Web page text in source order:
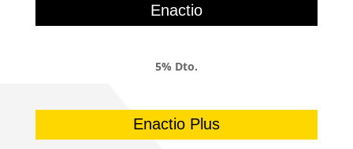
Enactio
5% Dto.
Enactio Plus